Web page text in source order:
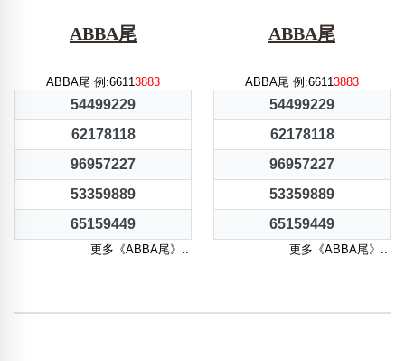
ABBA尾
ABBA尾 例:66113883
54499229
62178118
96957227
53359889
65159449
更多《ABBA尾》..
ABBA尾
ABBA尾 例:66113883
54499229
62178118
96957227
53359889
65159449
更多《ABBA尾》..